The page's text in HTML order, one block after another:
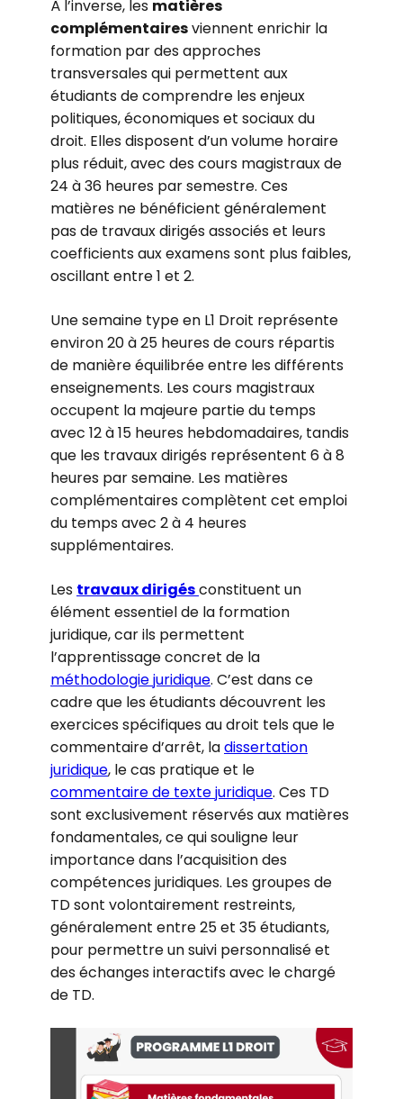
À l’inverse, les matières
complémentairesviennent enrichir la
formation par des approches
transversales qui permettent aux
étudiants de comprendre les enjeux
politiques, économiques et sociaux du
droit. Elles disposent d’un volume horaire
plus réduit, avec des cours magistraux de
24 à 36 heures par semestre. Ces
matières ne bénéficient généralement
pas de travaux dirigés associés et leurs
coefficients aux examens sont plus faibles,
oscillant entre 1 et 2.
Une semaine type en L1 Droit représente
environ 20 à 25 heures de cours répartis
de manière équilibrée entre les différents
enseignements. Les cours magistraux
occupent la majeure partie du temps
avec 12 à 15 heures hebdomadaires, tandis
que les travaux dirigés représentent 6 à 8
heures par semaine. Les matières
complémentaires complètent cet emploi
du temps avec 2 à 4 heures
supplémentaires.
Les travaux dirigésconstituent un
élément essentiel de la formation
juridique, car ils permettent
l’apprentissage concret de la
méthodologie juridique. C’est dans ce
cadre que les étudiants découvrent les
exercices spécifiques au droit tels que le
commentaire d’arrêt, ladissertation
juridique, le cas pratique et le
commentaire de texte juridique. Ces TD
sont exclusivement réservés aux matières
fondamentales, ce qui souligne leur
importance dans l’acquisition des
compétences juridiques. Les groupes de
TD sont volontairement restreints,
généralement entre 25 et 35 étudiants,
pour permettre un suivi personnalisé et
des échanges interactifs avec le chargé
de TD.